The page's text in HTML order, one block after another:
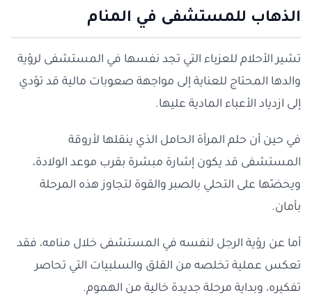
الذهاب للمستشفى في المنام
تشير الأحلام للعزباء التي تجد نفسها في المستشفى لرؤية
والدها المحتاج للعناية إلى مواجهة صعوبات مالية قد تؤدي
إلى ازدياد الأعباء المادية عليها.
في حين أن حلم المرأة الحامل الذي ينقلها لأروقة
المستشفى قد يكون إشارة مبشرة بقرب موعد الولادة،
ويحضّها على التحلي بالصبر والقوة لتجاوز هذه المرحلة
بأمان.
أما عن رؤية الرجل لنفسه في المستشفى خلال منامه، فقد
تعكس عملية تخلصه من القلق والسلبيات التي تحاصر
تفكيره، وبداية مرحلة جديدة خالية من الهموم.